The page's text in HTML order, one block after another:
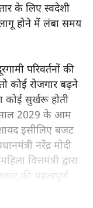
के लिए स्वदेशी
होने में लंबा समय
परिवर्तनों की
कोई रोजगार बढ़ने
सुर्खरू होती
साल 2029 के आम
इसीलिए बजट
नरेंद्र मोदी
वित्तमंत्री द्वारा
की महत्वपूर्ण